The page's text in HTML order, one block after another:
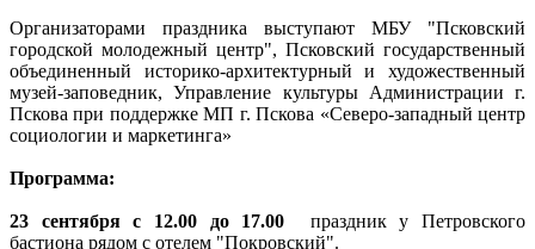
Организаторами праздника выступают МБУ "Псковский
городской молодежный центр", Псковский государственный
объединенный историко-архитектурный и художественный
музей-заповедник, Управление культуры Администрации г.
Пскова при поддержке МП г. Пскова «Северо-западный центр
социологии и маркетинга»
Программа:
23 сентября с 12.00 до 17.00 праздник у Петровского
бастиона рядом с отелем "Покровский".